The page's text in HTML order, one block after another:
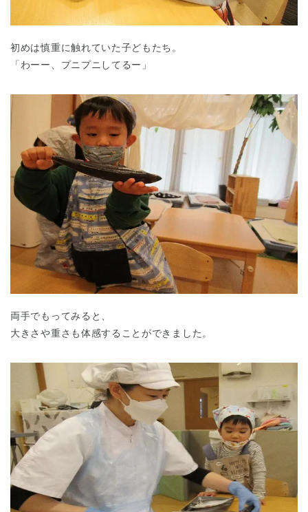
初めは慎重に触れていた子どもたち。
「わーー、プニプニしてるー」
両手でもってみると、
大きさや重さも体感することができました。